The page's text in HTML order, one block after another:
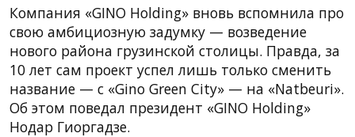
Компания «GINO Holding» вновь вспомнила про
свою амбициозную задумку — возведение
нового района грузинской столицы. Правда, за
10 лет сам проект успел лишь только сменить
название — с «Gino Green City» — на «Natbeuri».
Об этом поведал президент «GINO Holding»
Нодар Гиоргадзе.